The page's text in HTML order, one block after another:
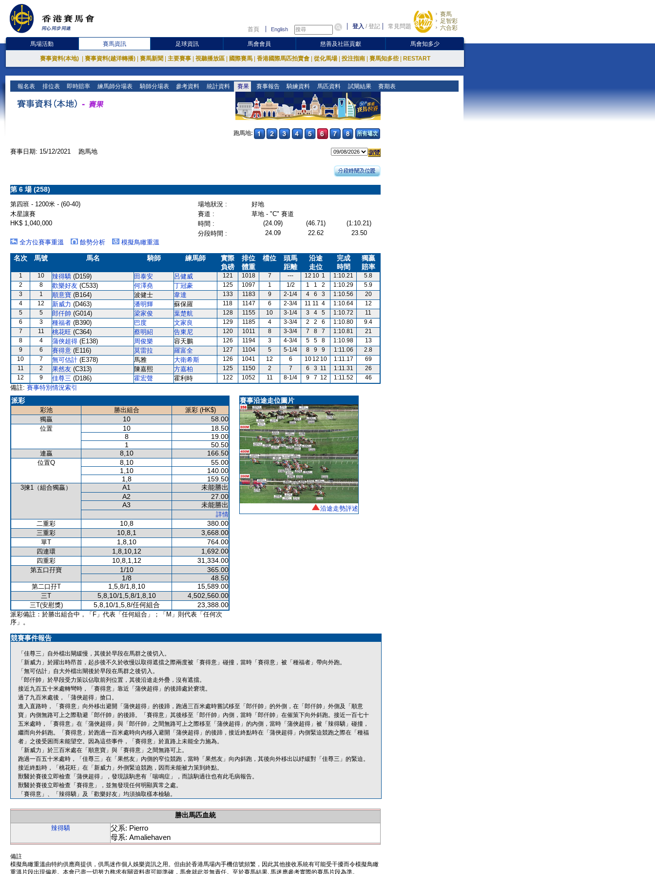
首頁 English 登入 /登記 常見問題
賽馬
足智彩
六合彩
馬場活動 賽馬資訊 足球資訊 馬會會員 慈善及社區貢獻 馬會知多少
賽事資料(本地) 賽事資料(越洋轉播) 賽馬新聞 主要賽事 視聽播放區 國際賽馬 香港國際馬匹拍賣會 從化馬場 投注指南 賽馬知多些 RESTART
報名表 排位表 即時賠率 練馬師分場表 騎師分場表 參考資料 統計資料 賽果 賽事報告 騎練資料 馬匹資料 試閘結果 賽期表
跑馬地:
賽事日期: 15/12/2021 跑馬地
第 6 場 (258)
第四班 - 1200米 - (60-40) 場地狀況 :
好地
木星讓賽
賽道 :
草地 - "C" 賽道
HK$ 1,040,000
時間 : (24.09) (46.71)
(1:10.21)
分段時間 :
24.09 22.62
23.50
全方位賽事重溫
餘勢分析 模擬鳥瞰重溫
名次 馬號 馬名 騎師 練馬師
實際
負磅
排位
體重
檔位
頭馬
距離
沿途
走位
完成
時間
獨贏
賠率
1 10 辣得驕 (D159) 田泰安 呂健威 121 1018 7 --- 12 10 1 1:10.21
5.8
2
8 歡樂好友 (C533) 何澤堯 丁冠豪 125 1097 1 1/2 1 1 2 1:10.29
5.9
3
1 順意寶 (B164) 波健士 韋達 133 1183 9 2-1/4 4 6 3 1:10.56
20
4
12 新威力 (D463) 潘明輝 蘇保羅 118 1147 6 2-3/4 11 11 4 1:10.64
12
5
5 郎仟帥 (G014) 梁家俊 葉楚航 128 1155 10 3-1/4 3 4 5 1:10.72
11
6
3 種福者 (B390) 巴度 文家良 129 1185 4 3-3/4 2 2 6 1:10.80
9.4
7
11 桃花旺 (C364) 蔡明紹 告東尼 120 1011 8 3-3/4 7 8 7 1:10.81
21
8
4 蒲俠超得 (E138) 周俊樂 容天鵬 126 1194 3 4-3/4 5 5 8 1:10.98
13
9
6 賽得意 (E116) 莫雷拉 羅富全 127 1104 5 5-1/4 8 9 9 1:11.06
2.8
10
7 無可估計 (E378) 馬雅 大衛希斯 126 1041 12 6 10 12 10 1:11.17
69
11
2 果然友 (C313) 陳嘉熙 方嘉柏 125 1150 2 7 6 3 11 1:11.31
26
12
9 佳尊三 (D186) 霍宏聲 霍利時 122 1052 11 8-1/4 9 7 12 1:11.52 46
備註: 賽事特別情況索引
派彩
彩池 勝出組合
派彩 (HK$)
獨贏
10 58.00
位置 10
18.50
8
19.00
1
50.50
連贏 8,10 166.50
位置Q 8,10
55.00
1,10
140.00
1,8
159.50
3揀1（組合獨贏） A1
未能勝出
A2
27.00
A3
未能勝出
詳情
二重彩
10,8 380.00
三重彩 10,8,1 3,668.00
單T 1,8,10 764.00
四連環 1,8,10,12 1,692.00
四重彩 10,8,1,12 31,334.00
第五口孖寶 1/10
365.00
1/8
48.50
第二口孖T 1,5,8/1,8,10 15,589.00
三T 5,8,10/1,5,8/1,8,10 4,502,560.00
三T(安慰獎) 5,8,10/1,5,8/任何組合 23,388.00
派彩備註：於勝出組合中，「F」代表「任何組合」；「M」則代表「任何次
序」。
賽事沿途走位圖片
沿途走勢評述
競賽事件報告
「佳尊三」自外檔出閘緩慢，其後於早段在馬群之後切入。
「新威力」於躍出時昂首，起步後不久於收慢以取得遮擋之際兩度被「賽得意」碰撞，當時「賽得意」被「種福者」帶向外跑。
「無可估計」自大外檔出閘後於早段在馬群之後切入。
「郎仟帥」於早段受力策以佔取前列位置，其後沿途走外疊，沒有遮擋。
接近九百五十米處轉彎時，「賽得意」靠近「蒲俠超得」的後蹄處於窘境。
過了九百米處後，「蒲俠超得」搶口。
進入直路時，「賽得意」向外移出避開「蒲俠超得」的後蹄，跑過三百米處時嘗試移至「郎仟帥」的外側，在「郎仟帥」外側及「順意
寶」內側無路可上之際勒避「郎仟帥」的後蹄。「賽得意」其後移至「郎仟帥」內側，當時「郎仟帥」在催策下向外斜跑。接近一百七十
五米處時，「賽得意」在「蒲俠超得」與「郎仟帥」之間無路可上之際移至「蒲俠超得」的內側，當時「蒲俠超得」被「辣得驕」碰撞，
繼而向外斜跑。「賽得意」於跑過一百米處時向內移入避開「蒲俠超得」的後蹄，接近終點時在「蒲俠超得」內側緊迫競跑之際在「種福
者」之後受困而未能望空。因為這些事件，「賽得意」於直路上未能全力施為。
「新威力」於三百米處在「順意寶」與「賽得意」之間無路可上。
跑過一百五十米處時，「佳尊三」在「果然友」內側的窄位競跑，當時「果然友」向內斜跑，其後向外移出以紓緩對「佳尊三」的緊迫。
接近終點時，「桃花旺」在「新威力」外側緊迫競跑，因而未能被力策到終點。
獸醫於賽後立即檢查「蒲俠超得」，發現該駒患有「喘鳴症」，而該駒過往也有此毛病報告。
獸醫於賽後立即檢查「賽得意」，並無發現任何明顯異常之處。
「賽得意」、「辣得驕」及「歡樂好友」均須抽取樣本檢驗。
勝出馬匹血統
辣得驕
父系: Pierro
母系: Amaliehaven
備註
模擬鳥瞰重溫由特約供應商提供，供馬迷作個人娛樂資訊之用。但由於香港馬場內手機信號頻繁，因此其他接收系統有可能受干擾而令模擬鳥瞰
重溫片段出現偏差。本會已盡一切努力務求有關資料盡可能準確，馬會就此並無責任。至於賽馬結果, 馬迷應參考實際的賽馬片段為準。